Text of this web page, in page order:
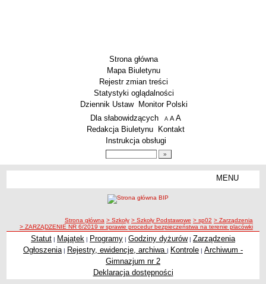
Strona główna
Mapa Biuletynu
Rejestr zmian treści
Statystyki oglądalności
Dziennik Ustaw
Monitor Polski
Menu dodatkowe
Dla słabowidzących A pomniejsz czcionkę
A standardowy rozmiar czcionki
A
Redakcja Biuletynu
Kontakt
Instrukcja obsługi
MENU
Zespoły Szkół
Techniczne Zakłady Naukowe
Przedszkola Miejskie
ścieżka nawigacji
Strona główna > Szkoły > Szkoły Podstawowe > sp02 > Zarządzenia
> ZARZĄDZENIE NR 6/2019 w sprawie procedur bezpieczeństwa na terenie placówki
Statut | Majątek | Programy | Godziny dyżurów| Zarządzenia
Ogłoszenia | Rejestry, ewidencje, archiwa | Kontrole | Archiwum -
Gimnazjum nr 2
Deklaracja dostępności